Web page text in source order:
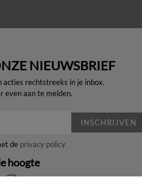
NIEUWSBRIEF
rechtstreeks in je inbox.
even aan te melden.
INSCHRIJVEN
de privacy policy
hoogte